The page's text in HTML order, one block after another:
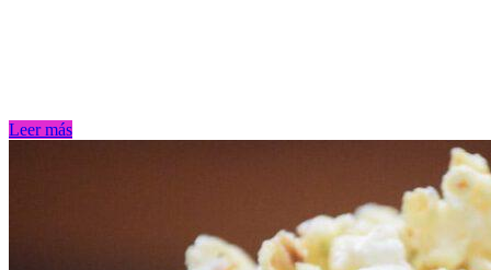
Leer más